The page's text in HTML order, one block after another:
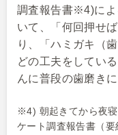
調査報告書※4)によ
いて、「何回押せ
り、「ハミガキ（
どの工夫をしてい
んに普段の歯磨き
※4) 朝起きてから夜
ケート調査報告書（